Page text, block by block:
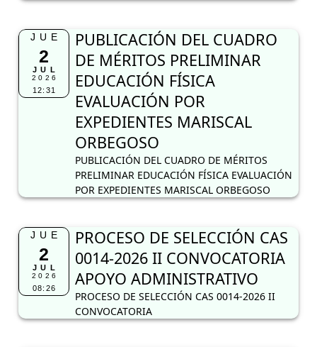
JUE
2
JUL
2026
12:31
PUBLICACIÓN DEL CUADRO
DE MÉRITOS PRELIMINAR
EDUCACIÓN FÍSICA
EVALUACIÓN POR
EXPEDIENTES MARISCAL
ORBEGOSO
PUBLICACIÓN DEL CUADRO DE MÉRITOS
PRELIMINAR EDUCACIÓN FÍSICA EVALUACIÓN
POR EXPEDIENTES MARISCAL ORBEGOSO
JUE
2
JUL
2026
08:26
PROCESO DE SELECCIÓN CAS
0014-2026 II CONVOCATORIA
APOYO ADMINISTRATIVO
PROCESO DE SELECCIÓN CAS 0014-2026 II
CONVOCATORIA